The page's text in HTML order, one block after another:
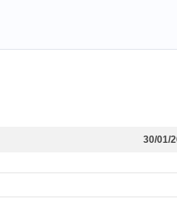
30/01/